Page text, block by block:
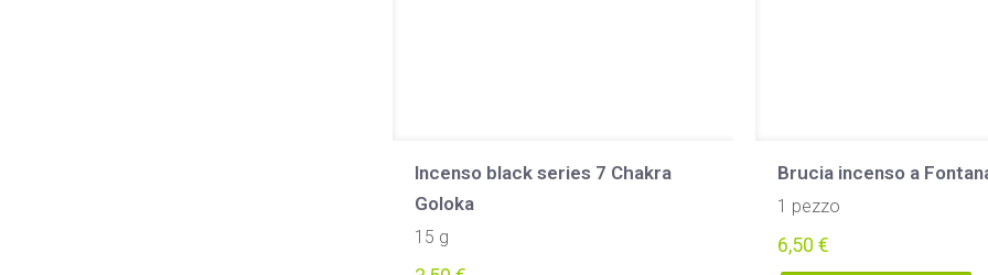
Incenso black series 7 Chakra
Goloka
15 g
Brucia incenso a
1 pezzo
6,50 €